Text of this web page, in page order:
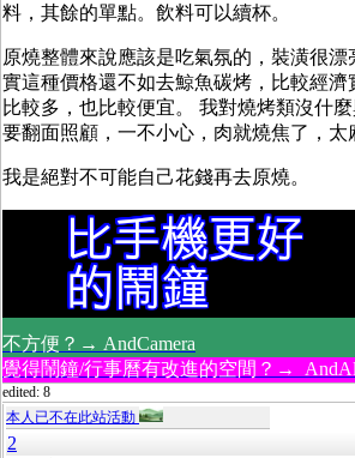
料，其餘的單點。飲料可以續杯。
原燒整體來說應該是吃氣氛的，裝潢很
實這種價格還不如去鯨魚碳烤，比較經濟
比較多，也比較便宜。 我對燒烤類沒什
要翻面照顧，一不小心，肉就燒焦了，太
我是絕對不可能自己花錢再去原燒。
不方便？→ AndCamera
覺得鬧鐘/行事曆有改進的空間？→
edited: 8
本人已不在此站活動
2